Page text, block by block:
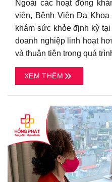
Ngoài các hoạt động
viện, Bệnh Viện Đa
khám sức khỏe định kỳ
doanh nghiệp linh hoạt
và thuận tiện trong quá
XEM THÊM